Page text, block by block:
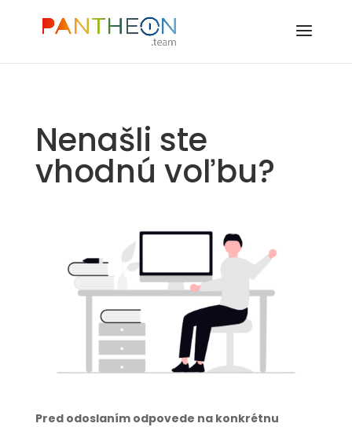
Nenašli ste
vhodnú voľbu?
Pred odoslaním odpovede na konkrétnu